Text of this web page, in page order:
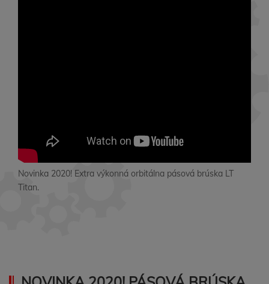
Novinka 2020! Extra výkonná orbitálna pásová brúska LT
Titan.